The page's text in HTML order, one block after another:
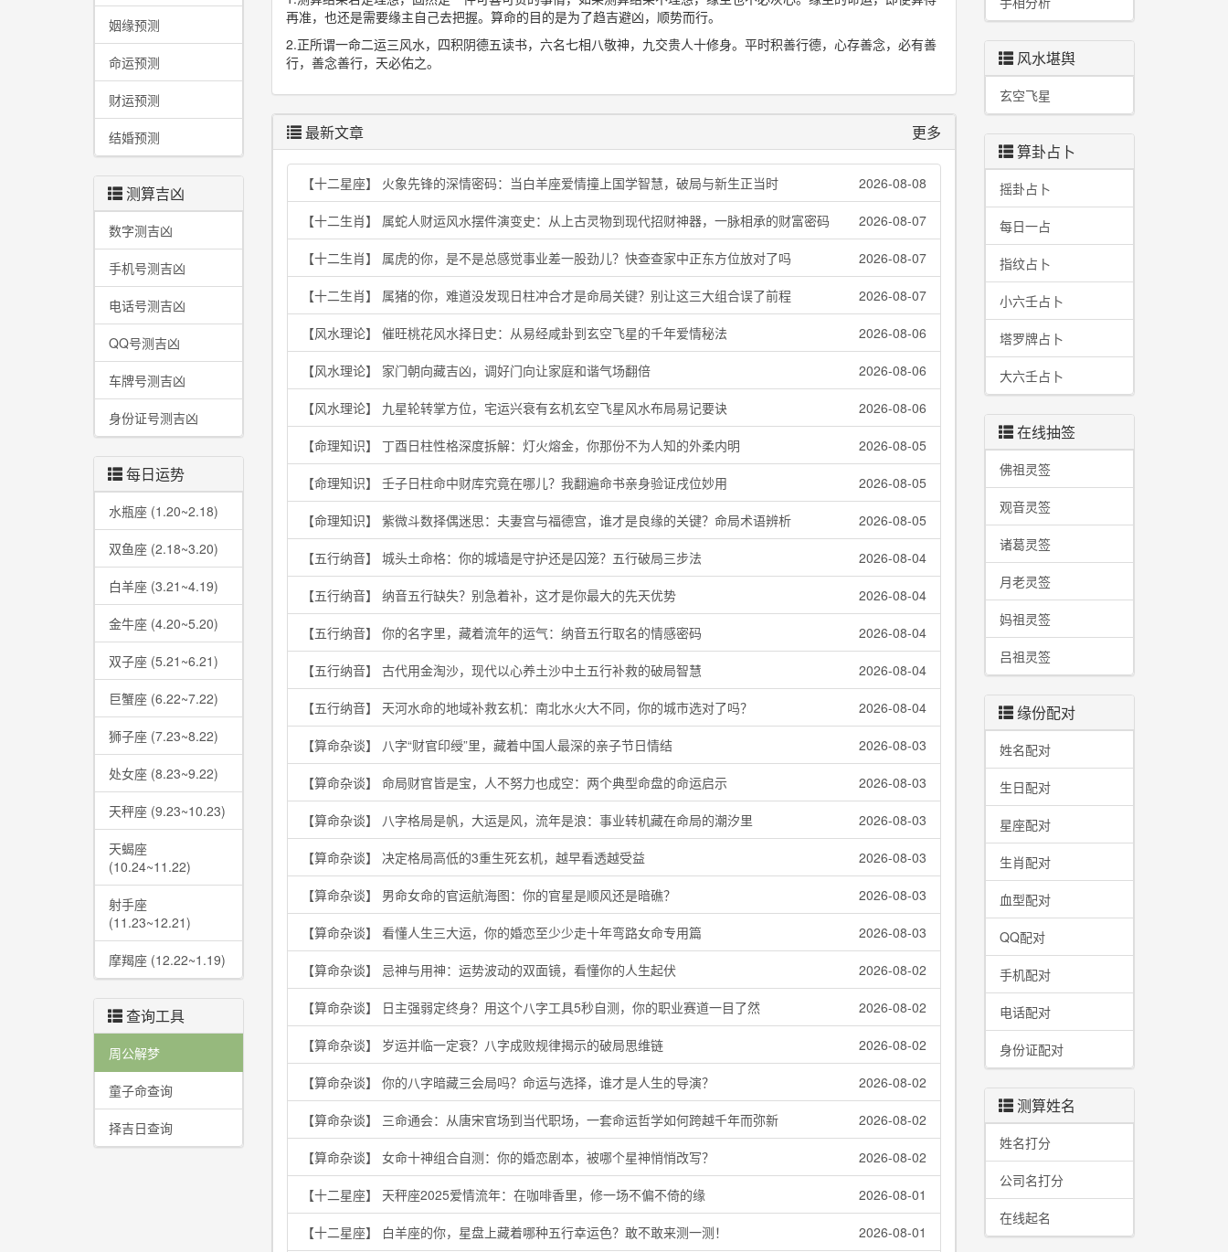
姻缘预测
命运预测
财运预测
结婚预测
测算吉凶
数字测吉凶
手机号测吉凶
电话号测吉凶
QQ号测吉凶
车牌号测吉凶
身份证号测吉凶
每日运势
水瓶座 (1.20~2.18)
双鱼座 (2.18~3.20)
白羊座 (3.21~4.19)
金牛座 (4.20~5.20)
双子座 (5.21~6.21)
巨蟹座 (6.22~7.22)
狮子座 (7.23~8.22)
处女座 (8.23~9.22)
天秤座 (9.23~10.23)
天蝎座
(10.24~11.22)
射手座
(11.23~12.21)
摩羯座 (12.22~1.19)
查询工具
周公解梦
童子命查询
择吉日查询
再准，也还是需要缘主自己去把握。算命的目的是为了趋吉避凶，顺势而行。
2.正所谓一命二运三风水，四积阴德五读书，六名七相八敬神，九交贵人十修身。平时积善行德，心存善念，必有善
行，善念善行，天必佑之。
最新文章 更多
【十二星座】 火象先锋的深情密码：当白羊座爱情撞上国学智慧，破局与新生正当时 2026-08-08
【十二生肖】 属蛇人财运风水摆件演变史：从上古灵物到现代招财神器，一脉相承的财富密码 2026-08-07
【十二生肖】 属虎的你，是不是总感觉事业差一股劲儿？快查查家中正东方位放对了吗 2026-08-07
【十二生肖】 属猪的你，难道没发现日柱冲合才是命局关键？别让这三大组合误了前程 2026-08-07
【风水理论】 催旺桃花风水择日史：从易经咸卦到玄空飞星的千年爱情秘法 2026-08-06
【风水理论】 家门朝向藏吉凶，调好门向让家庭和谐气场翻倍 2026-08-06
【风水理论】 九星轮转掌方位，宅运兴衰有玄机玄空飞星风水布局易记要诀 2026-08-06
【命理知识】 丁酉日柱性格深度拆解：灯火熔金，你那份不为人知的外柔内明 2026-08-05
【命理知识】 壬子日柱命中财库究竟在哪儿？我翻遍命书亲身验证戌位妙用 2026-08-05
【命理知识】 紫微斗数择偶迷思：夫妻宫与福德宫，谁才是良缘的关键？命局术语辨析 2026-08-05
【五行纳音】 城头土命格：你的城墙是守护还是囚笼？五行破局三步法 2026-08-04
【五行纳音】 纳音五行缺失？别急着补，这才是你最大的先天优势 2026-08-04
【五行纳音】 你的名字里，藏着流年的运气：纳音五行取名的情感密码 2026-08-04
【五行纳音】 古代用金淘沙，现代以心养土沙中土五行补救的破局智慧 2026-08-04
【五行纳音】 天河水命的地域补救玄机：南北水火大不同，你的城市选对了吗？ 2026-08-04
【算命杂谈】 八字“财官印绶”里，藏着中国人最深的亲子节日情结 2026-08-03
【算命杂谈】 命局财官皆是宝，人不努力也成空：两个典型命盘的命运启示 2026-08-03
【算命杂谈】 八字格局是帆，大运是风，流年是浪：事业转机藏在命局的潮汐里 2026-08-03
【算命杂谈】 决定格局高低的3重生死玄机，越早看透越受益 2026-08-03
【算命杂谈】 男命女命的官运航海图：你的官星是顺风还是暗礁？ 2026-08-03
【算命杂谈】 看懂人生三大运，你的婚恋至少少走十年弯路女命专用篇 2026-08-03
【算命杂谈】 忌神与用神：运势波动的双面镜，看懂你的人生起伏 2026-08-02
【算命杂谈】 日主强弱定终身？用这个八字工具5秒自测，你的职业赛道一目了然 2026-08-02
【算命杂谈】 岁运并临一定衰？八字成败规律揭示的破局思维链 2026-08-02
【算命杂谈】 你的八字暗藏三会局吗？命运与选择，谁才是人生的导演？ 2026-08-02
【算命杂谈】 三命通会：从唐宋官场到当代职场，一套命运哲学如何跨越千年而弥新 2026-08-02
【算命杂谈】 女命十神组合自测：你的婚恋剧本，被哪个星神悄悄改写？ 2026-08-02
【十二星座】 天秤座2025爱情流年：在咖啡香里，修一场不偏不倚的缘 2026-08-01
【十二星座】 白羊座的你，星盘上藏着哪种五行幸运色？敢不敢来测一测！ 2026-08-01
风水堪舆
玄空飞星
算卦占卜
摇卦占卜
每日一占
指纹占卜
小六壬占卜
塔罗牌占卜
大六壬占卜
在线抽签
佛祖灵签
观音灵签
诸葛灵签
月老灵签
妈祖灵签
吕祖灵签
缘份配对
姓名配对
生日配对
星座配对
生肖配对
血型配对
QQ配对
手机配对
电话配对
身份证配对
测算姓名
姓名打分
公司名打分
在线起名